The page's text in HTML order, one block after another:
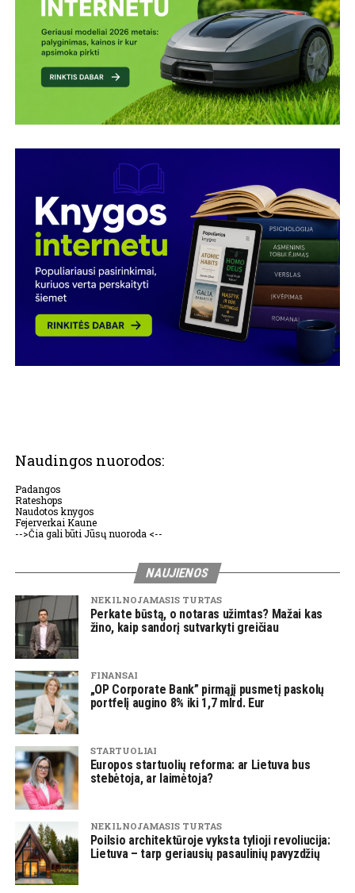
Naudingos nuorodos:
Padangos
Rateshops
Naudotos knygos
Fejerverkai Kaune
-->Čia gali būti Jūsų nuoroda <--
NAUJIENOS
NEKILNOJAMASIS TURTAS
Perkate būstą, o notaras užimtas? Mažai kas
žino, kaip sandorį sutvarkyti greičiau
FINANSAI
„OP Corporate Bank” pirmąjį pusmetį paskolų
portfelį augino 8% iki 1,7 mlrd. Eur
STARTUOLIAI
Europos startuolių reforma: ar Lietuva bus
stebėtoja, ar laimėtoja?
NEKILNOJAMASIS TURTAS
Poilsio architektūroje vyksta tylioji revoliucija:
Lietuva – tarp geriausių pasaulinių pavyzdžių